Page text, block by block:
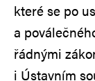
které se po
a
řádnými
i Ústavním